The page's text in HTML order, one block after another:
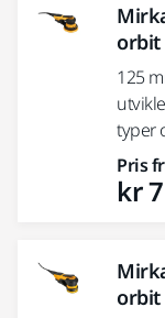
orbit
125
typer
Pris
kr
orbit